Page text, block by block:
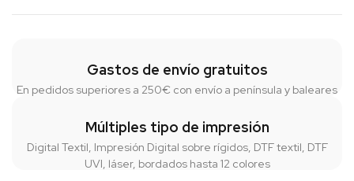
Gastos de envío gratuitos
En pedidos superiores a 250€ con envío a península y baleares
Múltiples tipo de impresión
Digital Textil, Impresión Digital sobre rígidos, DTF textil, DTF
UVI, láser, bordados hasta 12 colores